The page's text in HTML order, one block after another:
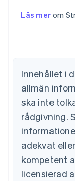
Läs merom
Innehållet i
allmän
ska inte
rådgivning.
adekvat
kompetent
licensierad
Belgien
Nederlands
Brasilien
Português
Bulgarien
Cypern
English
Danmark
English
Estland
English